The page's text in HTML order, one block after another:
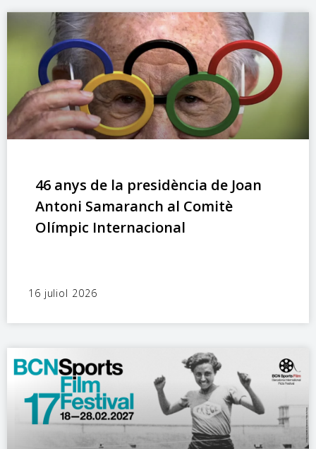
46 anys de la presidència de Joan
Antoni Samaranch al Comitè
Olímpic Internacional
16 juliol 2026